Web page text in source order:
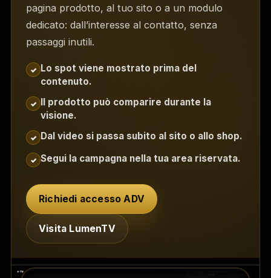
pagina prodotto, al tuo sito o a un modulo
dedicato: dall’interesse al contatto, senza
passaggi inutili.
✓ Lo spot viene mostrato prima del
contenuto.
✓ Il prodotto può comparire durante la
visione.
✓ Dal video si passa subito al sito o allo shop.
✓ Segui la campagna nella tua area riservata.
Richiedi accesso ADV
Visita LumenTV